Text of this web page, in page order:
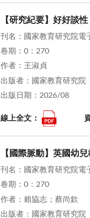
【研究紀要】好好談
刊名：國家教育研究院電
卷期：0：270
作者：王淑貞
出版者：國家教育研究院
出版日期：2026/08
線上全文：
【國際脈動】英國幼
刊名：國家教育研究院電
卷期：0：270
作者：賴協志；蔡尚欽
出版者：國家教育研究院